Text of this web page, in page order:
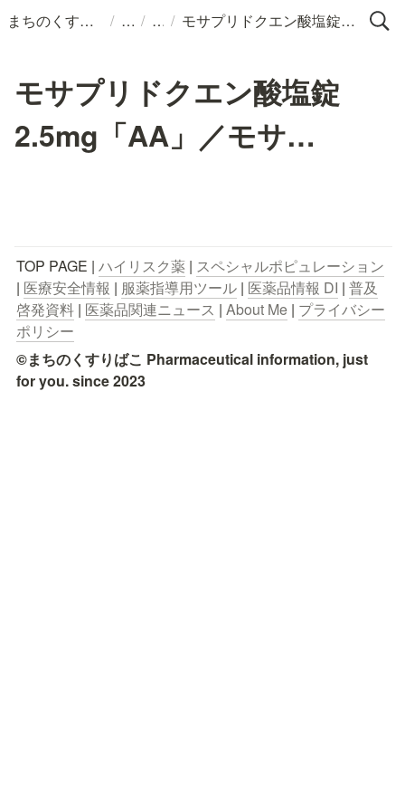
まちのくすりばこ / / / モサプリドクエン酸塩錠2.5mg「AA」／モサ…
モサプリドクエン酸塩錠
2.5mg「AA」／モサ…
TOP PAGE | ハイリスク薬 | スペシャルポピュレーション
| 医療安全情報 | 服薬指導用ツール | 医薬品情報 DI | 普及
啓発資料 | 医薬品関連ニュース | About Me | プライバシー
ポリシー
©まちのくすりばこ Pharmaceutical information, just
for you. since 2023